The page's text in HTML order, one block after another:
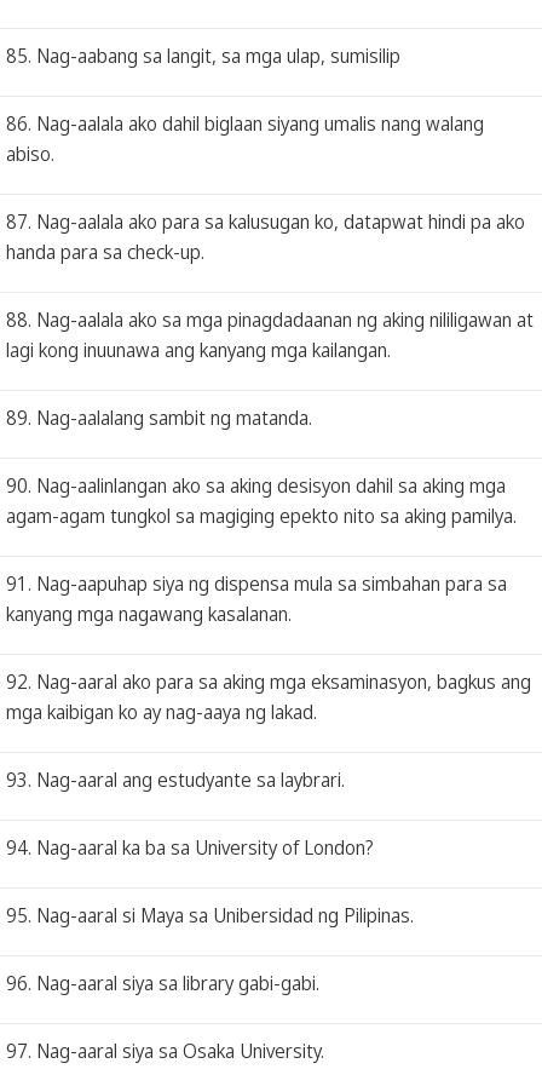
85. Nag-aabang sa langit, sa mga ulap, sumisilip
86. Nag-aalala ako dahil biglaan siyang umalis nang walang
abiso.
87. Nag-aalala ako para sa kalusugan ko, datapwat hindi pa ako
handa para sa check-up.
88. Nag-aalala ako sa mga pinagdadaanan ng aking nililigawan at
lagi kong inuunawa ang kanyang mga kailangan.
89. Nag-aalalang sambit ng matanda.
90. Nag-aalinlangan ako sa aking desisyon dahil sa aking mga
agam-agam tungkol sa magiging epekto nito sa aking pamilya.
91. Nag-aapuhap siya ng dispensa mula sa simbahan para sa
kanyang mga nagawang kasalanan.
92. Nag-aaral ako para sa aking mga eksaminasyon, bagkus ang
mga kaibigan ko ay nag-aaya ng lakad.
93. Nag-aaral ang estudyante sa laybrari.
94. Nag-aaral ka ba sa University of London?
95. Nag-aaral si Maya sa Unibersidad ng Pilipinas.
96. Nag-aaral siya sa library gabi-gabi.
97. Nag-aaral siya sa Osaka University.